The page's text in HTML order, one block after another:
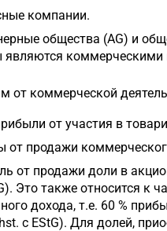
компании.
общества (AG) и
коммерческими
от коммерческой
от участия в
от продажи
от продажи доли в
Это также относится к
дохода, т.е. 60 %
c EStG). Для долей,